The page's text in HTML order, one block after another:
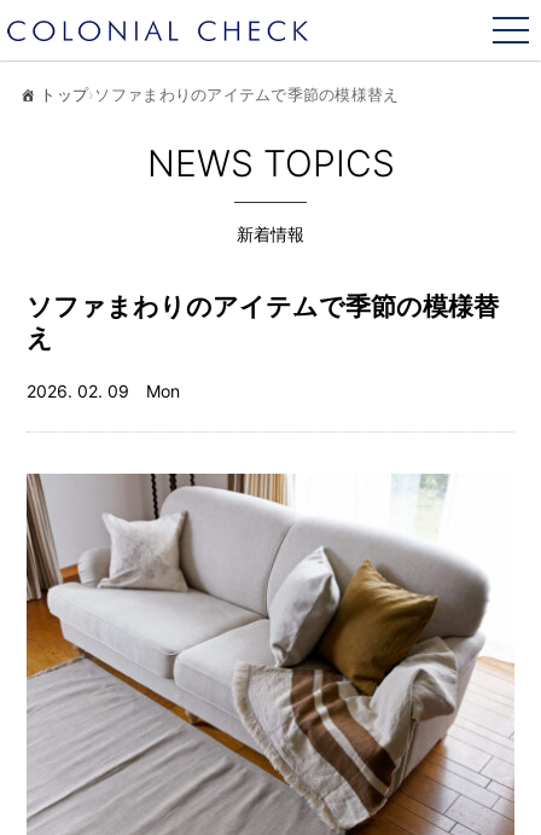
トップ› ソファまわりのアイテムで季節の模様替え
NEWS TOPICS
新着情報
ソファまわりのアイテムで季節の模様替
え
2026. 02. 09 Mon